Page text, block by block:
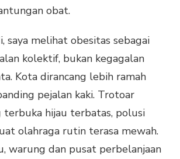
obat.
saya melihat obesitas sebagai
kolektif, bukan kegagalan
Kota dirancang lebih ramah
pejalan kaki. Trotoar
terbuka hijau terbatas, polusi
olahraga rutin terasa mewah.
warung dan pusat perbelanjaan